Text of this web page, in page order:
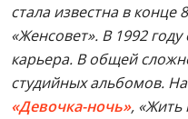
стала известна в конце
«Женсовет». В 1992
карьера. В общей
студийных альбомов.
«Девочка-ночь», «Жить